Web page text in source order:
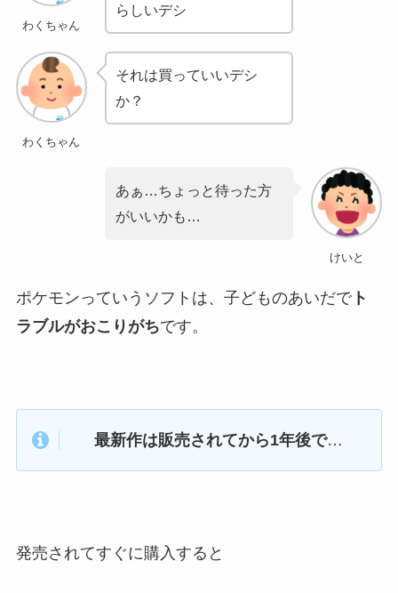
わくちゃん
らしいデシ
わくちゃん
それは買っていいデシ
か？
けいと
あぁ…ちょっと待った方
がいいかも…
ポケモンっていうソフトは、子どものあいだでト
ラブルがおこりがちです。
最新作は販売されてから1年後で…
発売されてすぐに購入すると